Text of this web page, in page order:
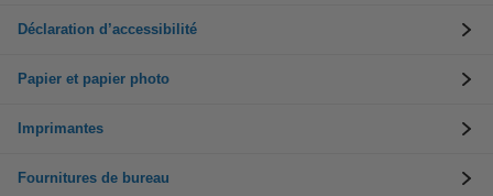
Déclaration d’accessibilité
Papier et papier photo
Imprimantes
Fournitures de bureau